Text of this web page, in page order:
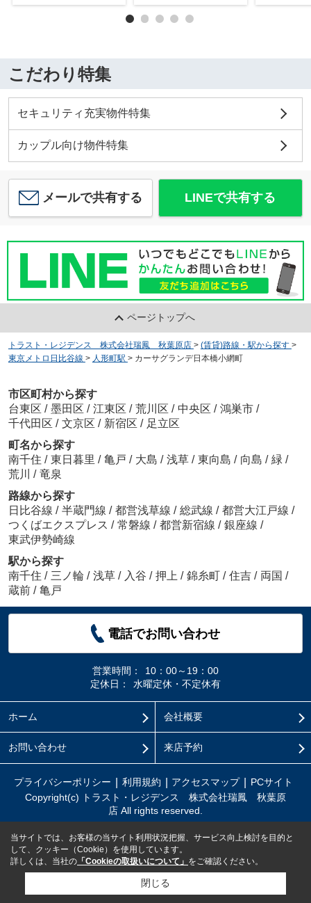
こだわり特集
セキュリティ充実物件特集
カップル向け物件特集
メールで共有する LINEで共有する
ページトップへ
トラスト・レジデンス 株式会社瑞鳳 秋葉原店 > (賃貸)路線・駅から探す >
東京メトロ日比谷線 > 人形町駅 > カーサグランデ日本橋小網町
市区町村から探す
台東区 / 墨田区 / 江東区 / 荒川区 / 中央区 / 鴻巣市 /
千代田区 / 文京区 / 新宿区 / 足立区
町名から探す
南千住 / 東日暮里 / 亀戸 / 大島 / 浅草 / 東向島 / 向島 / 緑 /
荒川 / 竜泉
路線から探す
日比谷線 / 半蔵門線 / 都営浅草線 / 総武線 / 都営大江戸線 /
つくばエクスプレス / 常磐線 / 都営新宿線 / 銀座線 /
東武伊勢崎線
駅から探す
南千住 / 三ノ輪 / 浅草 / 入谷 / 押上 / 錦糸町 / 住吉 / 両国 /
蔵前 / 亀戸
電話でお問い合わせ
営業時間：
10：00～19：00
定休日：
水曜定休・不定休有
ホーム 会社概要
お問い合わせ 来店予約
プライバシーポリシー 利用規約 アクセスマップ
PCサイト
Copyright(c) トラスト・レジデンス 株式会社瑞鳳 秋葉原
店 All rights reserved.
当サイトでは、お客様の当サイト利用状況把握、サービス向上検討を目的と
して、クッキー（Cookie）を使用しています。
詳しくは、当社の 「Cookieの取扱いについて」 をご確認ください。
閉じる